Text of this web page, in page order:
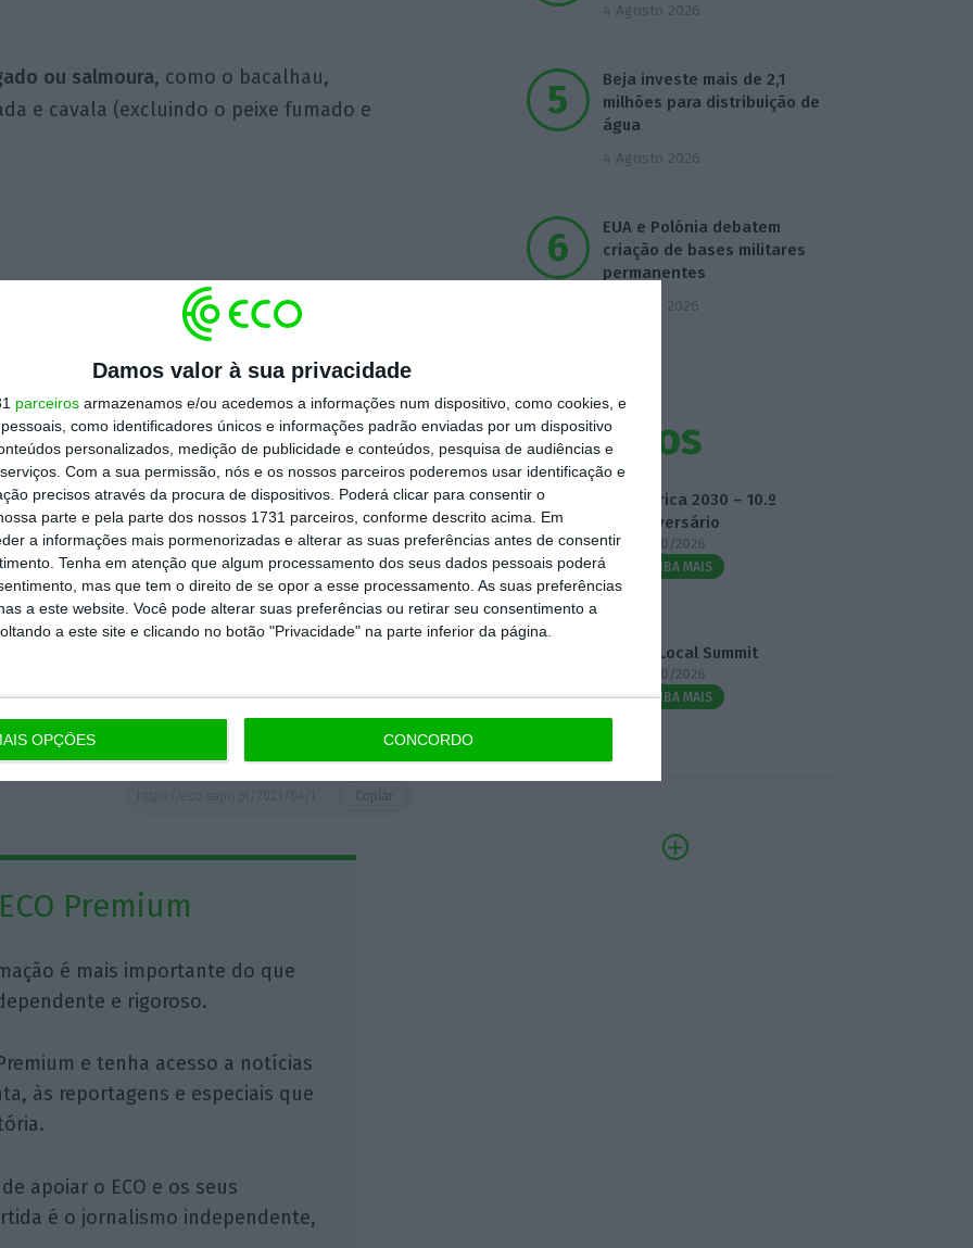
Damos valor à sua privacidade
parceiros armazenamos e/ou acedemos a informações num dispositivo, como cookies, e
como identificadores únicos e informações padrão enviadas por um dispositivo
personalizados, medição de publicidade e conteúdos, pesquisa de audiências e
Com a sua permissão, nós e os nossos parceiros poderemos usar identificação e
precisos através da procura de dispositivos. Poderá clicar para consentir o
parte e pela parte dos nossos 1731 parceiros, conforme descrito acima. Em
a informações mais pormenorizadas e alterar as suas preferências antes de consentir
Tenha em atenção que algum processamento dos seus dados pessoais poderá
mas que tem o direito de se opor a esse processamento. As suas preferências
a este website. Você pode alterar suas preferências ou retirar seu consentimento a
a este site e clicando no botão "Privacidade" na parte inferior da página.
OPÇÕES CONCORDO
ou salmoura, como o bacalhau,
e cavala (excluindo o peixe fumado e
o azeite, óleos alimentares e a manteiga;
, sem leite e laticínios;
entérica e produtos sem glúten.
tripartida entre o Governo, a Associação
(APED) e a Confederação dos Agricultores
de um pacto para a redução e
a 27 de março.
em 4 de abril, na Comissão de
votação final global no dia 7.
Premium
é mais importante do que
e rigoroso.
e tenha acesso a notícias
às reportagens e especiais que
apoiar o ECO e os seus
é o jornalismo independente,
4 Agosto 2026
Beja investe mais de 2,1
milhões para distribuição de
água
4 Agosto 2026
EUA e Polónia debatem
criação de bases militares
permanentes
5 Agosto 2026
Eventos
Fábrica 2030 – 10.º
Aniversário
14/10/2026
SAIBA MAIS
3.º Local Summit
07/10/2026
SAIBA MAIS